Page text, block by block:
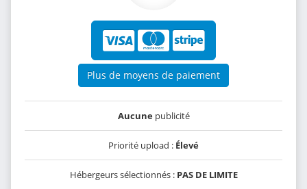
Plus de moyens de paiement
Aucunepublicité
Priorité upload : Élevé
Hébergeurs sélectionnés : PAS DE LIMITE